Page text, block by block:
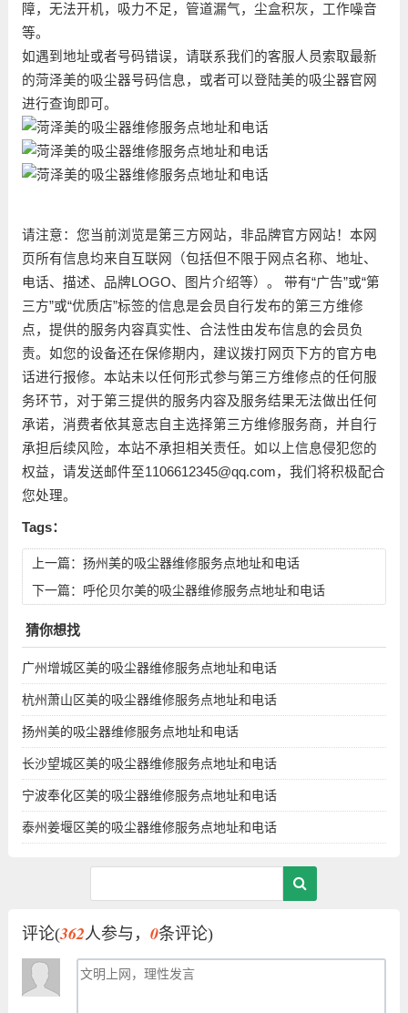
障，无法开机，吸力不足，管道漏气，尘盒积灰，工作噪音
等。
如遇到地址或者号码错误，请联系我们的客服人员索取最新
的菏泽美的吸尘器号码信息，或者可以登陆美的吸尘器官网
进行查询即可。
请注意：您当前浏览是第三方网站，非品牌官方网站！本网
页所有信息均来自互联网（包括但不限于网点名称、地址、
电话、描述、品牌LOGO、图片介绍等）。 带有“广告”或“第
三方”或“优质店”标签的信息是会员自行发布的第三方维修
点，提供的服务内容真实性、合法性由发布信息的会员负
责。如您的设备还在保修期内，建议拨打网页下方的官方电
话进行报修。本站未以任何形式参与第三方维修点的任何服
务环节，对于第三提供的服务内容及服务结果无法做出任何
承诺，消费者依其意志自主选择第三方维修服务商，并自行
承担后续风险，本站不承担相关责任。如以上信息侵犯您的
权益，请发送邮件至1106612345@qq.com，我们将积极配合
您处理。
Tags：
上一篇： 扬州美的吸尘器维修服务点地址和电话
下一篇： 呼伦贝尔美的吸尘器维修服务点地址和电话
猜你想找
广州增城区美的吸尘器维修服务点地址和电话
杭州萧山区美的吸尘器维修服务点地址和电话
扬州美的吸尘器维修服务点地址和电话
长沙望城区美的吸尘器维修服务点地址和电话
宁波奉化区美的吸尘器维修服务点地址和电话
泰州姜堰区美的吸尘器维修服务点地址和电话
评论(362人参与， 0条评论)